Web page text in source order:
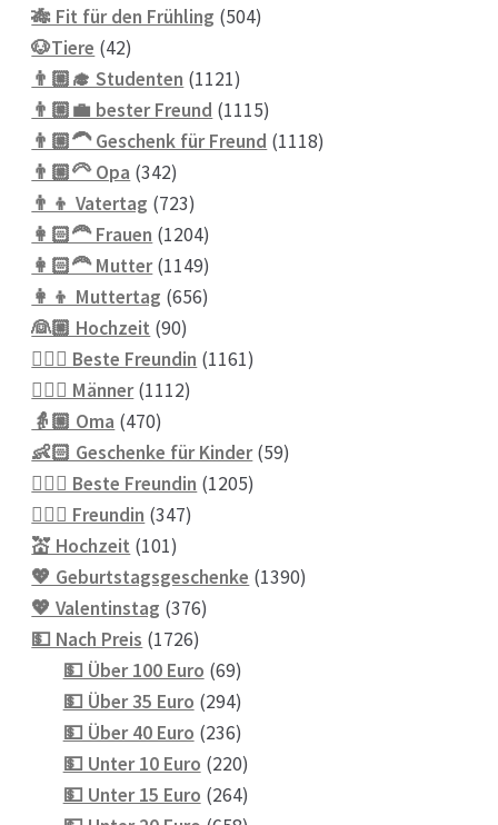
🎋 Fit für den Frühling 504504
🐶Tiere 4242
Produkte
👨🏼‍🎓 Studenten 11211121
Produkte
👨🏼‍💼 bester Freund 11151115
Produkte
👨🏼‍🦱 Geschenk für Freund 11181118
👨🏼‍🦳 Opa 342342
Produkte
👨‍👦 Vatertag 723723
Produkte
👩🏻‍🦰 Frauen 12041204
Produkte
👩🏻‍🦰 Mutter 11491149
Produkte
👩‍👦 Muttertag 656656
👰🏼 Hochzeit 9090
Produkte
👱🏻‍♀️ Beste Freundin 11611161
👱🏼‍♂️ Männer 11121112
👵🏼 Oma 470470
Produkte
👶🏻 Geschenke für Kinder 5959
💁🏼‍♀️ Beste Freundin 12051205
💁🏼‍♀️ Freundin 347347
💒 Hochzeit 101101
Produkte
💖 Geburtstagsgeschenke 13901390
💖 Valentinstag 376376
💵 Nach Preis 17261726
Produkte
💵 Über 100 Euro 6969
Produkte
💵 Über 35 Euro 294294
Produkte
💵 Über 40 Euro 236236
Produkte
💵 Unter 10 Euro 220220
Produkte
💵 Unter 15 Euro 264264